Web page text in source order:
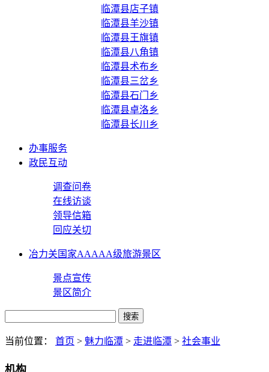
临潭县店子镇
临潭县羊沙镇
临潭县王旗镇
临潭县八角镇
临潭县术布乡
临潭县三岔乡
临潭县石门乡
临潭县卓洛乡
临潭县长川乡
办事服务
政民互动
调查问卷
在线访谈
领导信箱
回应关切
冶力关国家AAAAA级旅游景区
景点宣传
景区简介
当前位置： 首页 > 魅力临潭 > 走进临潭 > 社会事业